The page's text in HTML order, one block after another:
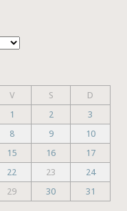
V S
D
1
2
3
8 9
10
15 16
17
22 23
24
29 30 31